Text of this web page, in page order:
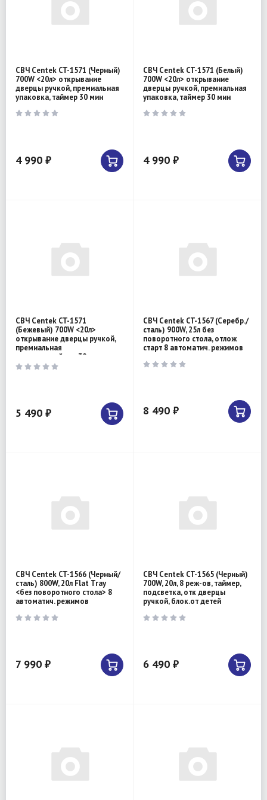
СВЧ Centek CT-1571 (Черный)
700W <20л> открывание
дверцы ручкой, премиальная
упаковка, таймер 30 мин
4 990 ₽
СВЧ Centek CT-1571 (Белый)
700W <20л> открывание
дверцы ручкой, премиальная
упаковка, таймер 30 мин
4 990 ₽
СВЧ Centek CT-1571
(Бежевый) 700W <20л>
открывание дверцы ручкой,
премиальная
упаковка,таймер 30 мин
5 490 ₽
СВЧ Centek CT-1567 (Серебр./
сталь) 900W, 25л без
поворотного стола, отлож
старт 8 автоматич. режимов
8 490 ₽
СВЧ Centek CT-1566 (Черный/
сталь) 800W, 20л Flat Tray
<без поворотного стола> 8
автоматич. режимов
7 990 ₽
СВЧ Centek CT-1565 (Черный)
700W, 20л, 8 реж-ов, таймер,
подсветка, отк дверцы
ручкой, блок.от детей
6 490 ₽